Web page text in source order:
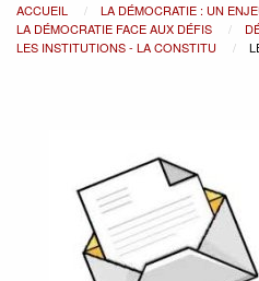
ACCUEIL
LA DÉMOCRATIE : UN
LA DÉMOCRATIE FACE AUX DÉFIS
LES INSTITUTIONS - LA CONSTITU